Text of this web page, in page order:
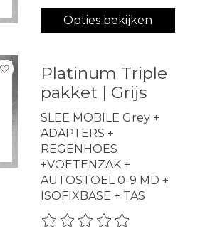
Opties bekijken
Platinum Triple
pakket | Grijs
SLEE MOBILE Grey +
ADAPTERS +
REGENHOES
+VOETENZAK +
AUTOSTOEL 0-9 MD +
ISOFIXBASE + TAS
De beoordeling van dit